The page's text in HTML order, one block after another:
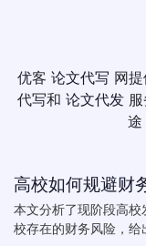
优客 论文代写 网
代写和 论文代发
途
本文分析了现阶段高
校存在的财务风险，给